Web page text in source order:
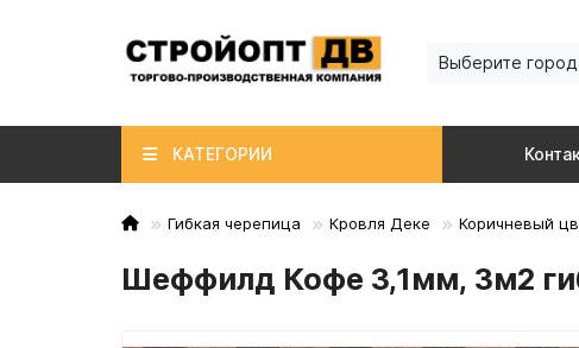
Выберите город
КАТЕГОРИИ
Гибкая черепица Кровля Деке Коричневый
Шеффилд Кофе 3,1мм, 3м2